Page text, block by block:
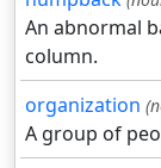
An abnormal
column.
organization
A group of